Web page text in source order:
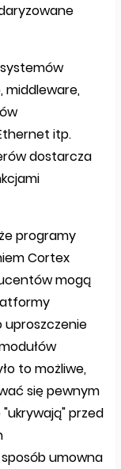
itp.
dostarcza
programy
Cortex
mogą
uproszczenie
to możliwe,
się pewnym
przed
umowna